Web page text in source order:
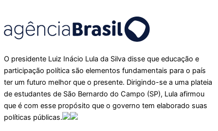
O presidente Luiz Inácio Lula da Silva disse que educação e
participação política são elementos fundamentais para o país
ter um futuro melhor que o presente. Dirigindo-se a uma plateia
de estudantes de São Bernardo do Campo (SP), Lula afirmou
que é com esse propósito que o governo tem elaborado suas
políticas públicas.